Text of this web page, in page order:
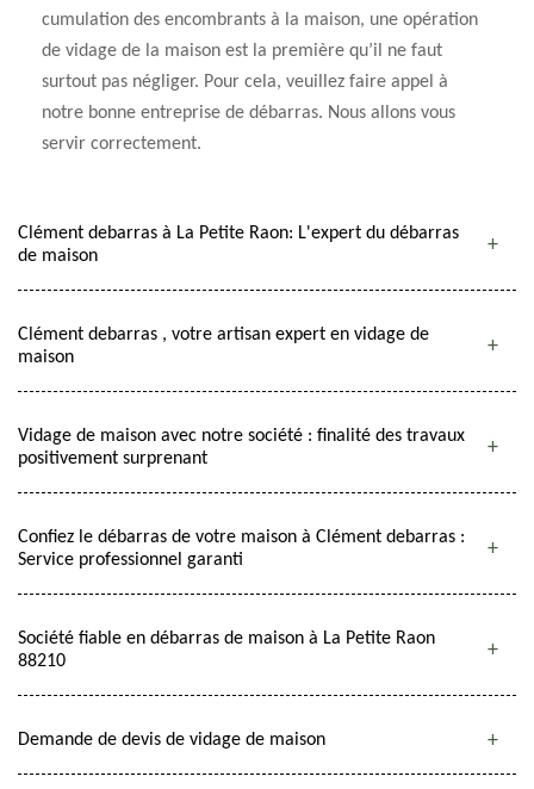
cumulation des encombrants à la maison, une opération
de vidage de la maison est la première qu’il ne faut
surtout pas négliger. Pour cela, veuillez faire appel à
notre bonne entreprise de débarras. Nous allons vous
servir correctement.
Clément debarras à La Petite Raon: L'expert du débarras
de maison
Clément debarras , votre artisan expert en vidage de
maison
Vidage de maison avec notre société : finalité des travaux
positivement surprenant
Confiez le débarras de votre maison à Clément debarras :
Service professionnel garanti
Société fiable en débarras de maison à La Petite Raon
88210
Demande de devis de vidage de maison